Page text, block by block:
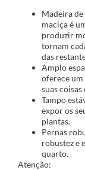
Madeira
maciça é
produzir
tornam
das
Amplo
oferece
suas
Tampo
expor os
plantas.
Pernas
robustez e
quarto.
Atenção: